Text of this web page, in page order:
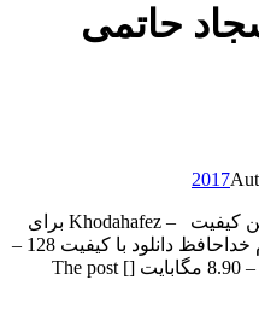
حاتمی
سجاد حاتمی بنام خداحافظ با بالاترین کیفیت – Khodahafez برای
به ادامه مطلب مراجعه کنید … بنام خداحافظ دانلود با کیفیت 128 –
3.10 مگابایت [] دانلود با کیفیت 320 – 8.90 مگابایت [] The post